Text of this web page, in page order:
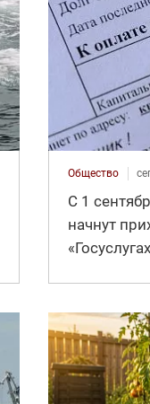
Общество
С 1
начнут